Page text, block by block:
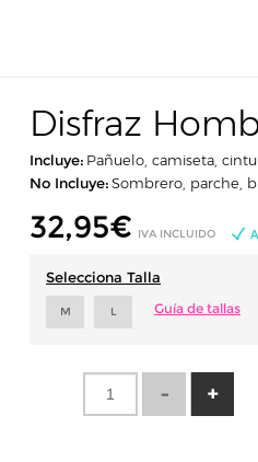
hombre
Disfraz
Incluye: Pañuelo, camiseta,
No Incluye:Sombrero, parche,
32,95€ IVA INCLUIDO
Selecciona Talla
M L Guía de tallas